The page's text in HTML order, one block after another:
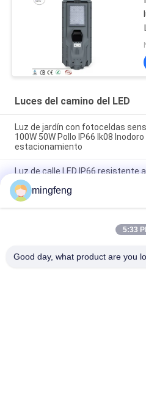
Luces del camino del LED
Luz de jardín con fotoceldas
100W 50W Pollo IP66 Ik08
estacionamiento
Luz de calle LED IP66 resistente
fotoceldas 30W-240W para
Luz de estacionamiento LED
carretera LED de alto brillo
Categorías
mingfeng
5:33
Good day, what product are you